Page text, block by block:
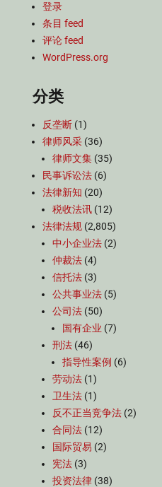
登录
条目 feed
评论 feed
WordPress.org
分类
反垄断 (1)
律师风采 (36)
律师文集 (35)
民事诉讼法 (6)
法律新知 (20)
税收法讯 (12)
法律法规 (2,805)
中小企业法 (2)
仲裁法 (4)
信托法 (3)
公共事业法 (5)
公司法 (50)
国有企业 (7)
刑法 (46)
指导性案例 (6)
劳动法 (1)
卫生法 (1)
反不正当竞争法 (2)
合同法 (12)
国际贸易 (2)
宪法 (3)
投资法律 (38)